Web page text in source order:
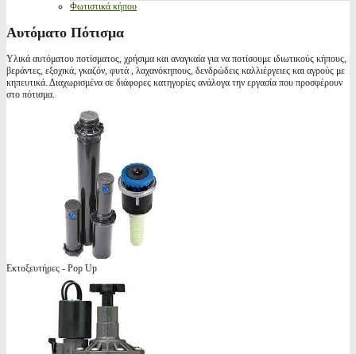
Φωτιστικά κήπου
Αυτόματο Πότισμα
Υλικά αυτόματου ποτίσματος, χρήσιμα και αναγκαία για να ποτίσουμε ιδιωτικούς κήπους,
βεράντες, εξοχικά, γκαζόν, φυτά , λαχανόκηπους, δενδρώδεις καλλιέργειες και αγρούς με
κηπευτικά. Διαχωρισμένα σε διάφορες κατηγορίες ανάλογα την εργασία που προσφέρουν
στο πότισμα.
Εκτοξευτήρες - Pop Up